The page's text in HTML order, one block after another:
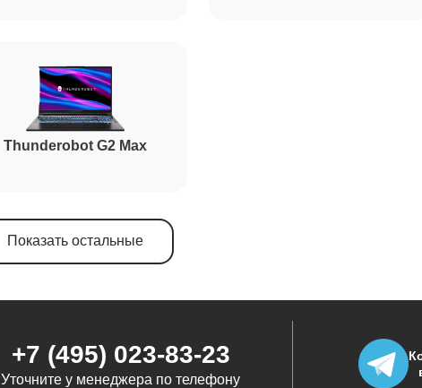
Thunderobot G2 Max
Показать остальные
+7 (495) 023-83-23
Уточните у менеджера по телефону